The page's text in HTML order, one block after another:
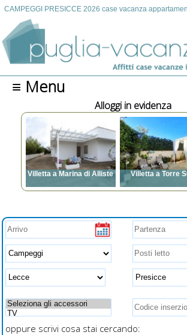
CAMPEGGI PRESICCE 2026 case vacanza
≡ Menu
Alloggi in evidenza
Marina di Alliste
letto: da 3 a 7
ammessi,
Spazi esterni,
Internet
Villetta a Torre Suda
Posti letto: da 2 a 14
Animali ammessi, Vista
mare, Barbecue, Spazi
esterni, Zanzariere,
Internet, WI FI gratuito,
gratuito,videosorveglianza,
recintati
oppure scrivi cosa stai cercando: